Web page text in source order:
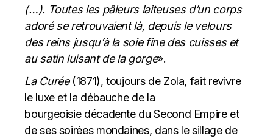
(…). Toutes les pâleurs laiteuses d’un corps
adoré se retrouvaient là, depuis le velours
des reins jusqu’à la soie fine des cuisses et
au satin luisant de la gorge».
La Curée(1871), toujours de Zola, fait revivre
le luxe et la débauche de la
bourgeoisie décadente du Second Empire et
de ses soirées mondaines, dans le sillage de